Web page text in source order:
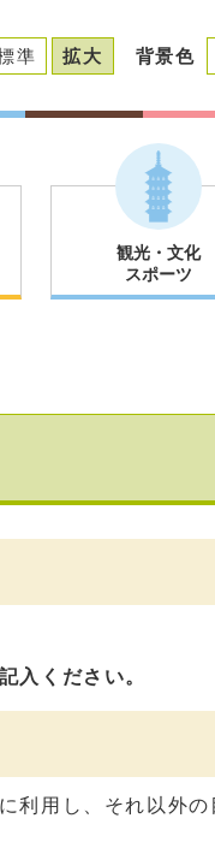
準 拡大 背景色
観光・文化
スポーツ
入ください。
用し、それ以外の